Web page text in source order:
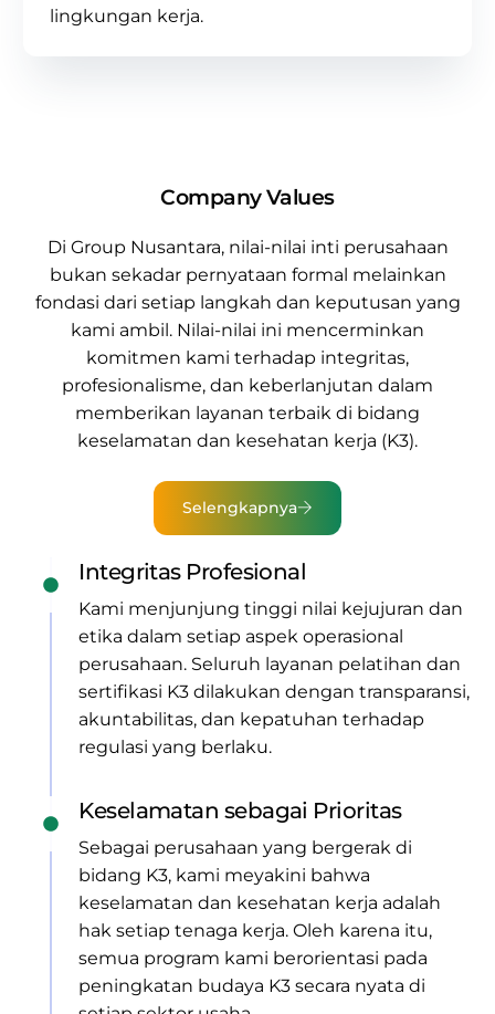
lingkungan kerja.
Company Values
Di Group Nusantara, nilai-nilai inti perusahaan
bukan sekadar pernyataan formal melainkan
fondasi dari setiap langkah dan keputusan yang
kami ambil. Nilai-nilai ini mencerminkan
komitmen kami terhadap integritas,
profesionalisme, dan keberlanjutan dalam
memberikan layanan terbaik di bidang
keselamatan dan kesehatan kerja (K3).
Selengkapnya
Integritas Profesional
Kami menjunjung tinggi nilai kejujuran dan
etika dalam setiap aspek operasional
perusahaan. Seluruh layanan pelatihan dan
sertifikasi K3 dilakukan dengan transparansi,
akuntabilitas, dan kepatuhan terhadap
regulasi yang berlaku.
Keselamatan sebagai Prioritas
Sebagai perusahaan yang bergerak di
bidang K3, kami meyakini bahwa
keselamatan dan kesehatan kerja adalah
hak setiap tenaga kerja. Oleh karena itu,
semua program kami berorientasi pada
peningkatan budaya K3 secara nyata di